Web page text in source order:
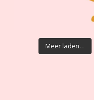
Meer laden…